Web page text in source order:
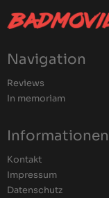
Navigation
Reviews
In memoriam
Informationen
Kontakt
Impressum
Datenschutz